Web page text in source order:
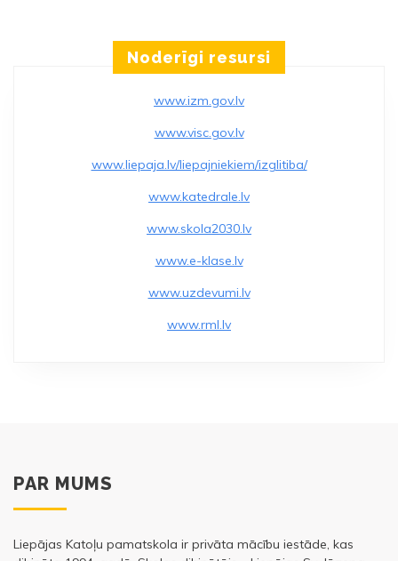
Noderīgi resursi
www.izm.gov.lv
www.visc.gov.lv
www.liepaja.lv/liepajniekiem/izglitiba/
www.katedrale.lv
www.skola2030.lv
www.e-klase.lv
www.uzdevumi.lv
www.rml.lv
PAR MUMS
Liepājas Katoļu pamatskola ir privāta mācību iestāde, kas